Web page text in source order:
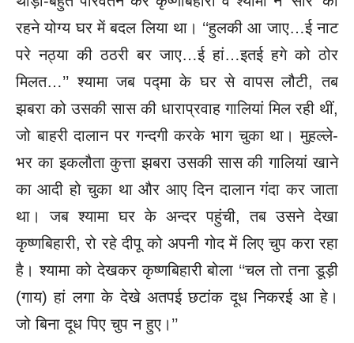
रहने योग्य घर में बदल लिया था। ‘‘हुलकी आ जाए…ई नाट
परे नठ्या की ठठरी बर जाए…ई हां…इतई हगे को ठोर
मिलत…’’ श्यामा जब पद्मा के घर से वापस लौटी, तब
झबरा को उसकी सास की धाराप्रवाह गालियां मिल रही थीं,
जो बाहरी दालान पर गन्दगी करके भाग चुका था।मुहल्ले-
भर का इकलौता कुत्ता झबरा उसकी सास की गालियां खाने
का आदी हो चुका था और आए दिन दालान गंदा कर जाता
था। जब श्यामा घर के अन्दर पहुंची, तब उसने देखा
कृष्णबिहारी, रो रहे दीपू को अपनी गोद में लिए चुप करा रहा
है। श्यामा को देखकर कृष्णबिहारी बोला ‘‘चल तो तना डूड़ी
(गाय) हां लगा के देखे अतपई छटांक दूध निकरई आ हे।
जो बिना दूध पिए चुप न हुए।’’